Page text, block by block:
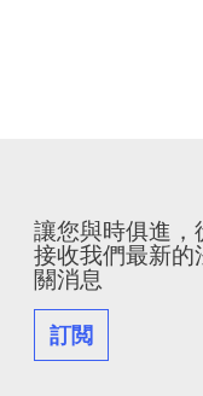
讓您與時俱進，
接收我們最新的
關消息
訂閲